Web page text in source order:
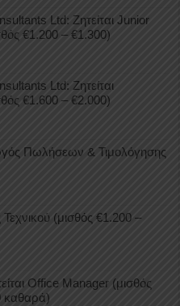
Ltd: Ζητείται Junior
€1.200 – €1.300)
Ltd: Ζητείται
€1.600 – €2.000)
Πωλήσεων & Τιμολόγησης
Τεχνικού (μισθός €1.200 –
Office Manager (μισθός
καθαρά)